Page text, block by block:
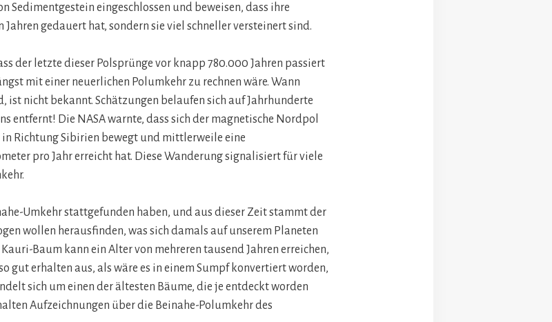
Sedimentgestein eingeschlossen und beweisen, dass ihre
gedauert hat, sondern sie viel schneller versteinert sind.
der letzte dieser Polsprünge vor knapp 780.000 Jahren passiert
mit einer neuerlichen Polumkehr zu rechnen wäre. Wann
ist nicht bekannt. Schätzungen belaufen sich auf Jahrhunderte
entfernt! Die NASA warnte, dass sich der magnetische Nordpol
Richtung Sibirien bewegt und mittlerweile eine
pro Jahr erreicht hat. Diese Wanderung signalisiert für viele
Umkehr stattgefunden haben, und aus dieser Zeit stammt der
wollen herausfinden, was sich damals auf unserem Planeten
Baum kann ein Alter von mehreren tausend Jahren erreichen,
gut erhalten aus, als wäre es in einem Sumpf konvertiert worden,
sich um einen der ältesten Bäume, die je entdeckt worden
Aufzeichnungen über die Beinahe-Polumkehr des